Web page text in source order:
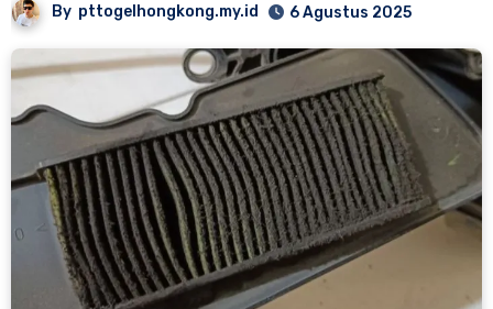
By pttogelhongkong.my.id 6 Agustus 2025